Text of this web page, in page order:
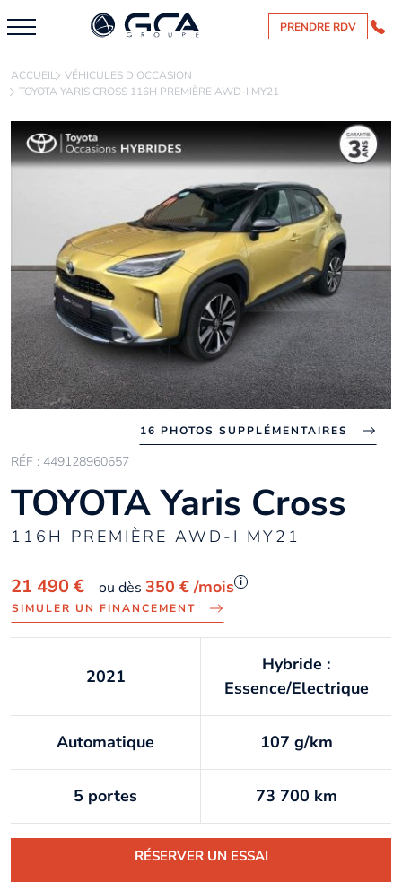
PRENDRE RDV
ACCUEIL VÉHICULES D'OCCASION
TOYOTA YARIS CROSS 116H PREMIÈRE AWD-I MY21
16 PHOTOS SUPPLÉMENTAIRES
RÉF : 449128960657
TOYOTA Yaris Cross
116H PREMIÈRE AWD-I MY21
21 490 € ou dès 350 € /mois i
SIMULER UN FINANCEMENT
2021
Hybride :
Essence/Electrique
Automatique 107 g/km
5 portes 73 700 km
RÉSERVER UN ESSAI